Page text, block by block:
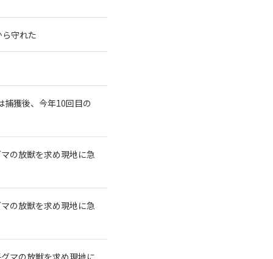
守れた
獲後、今年10回目の
の放獣を求め現地に急
の放獣を求め現地に急
マの放獣を求め現地に